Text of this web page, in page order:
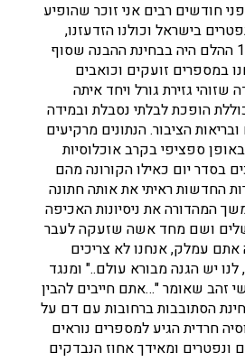
חודשים רבים אני זוכר שהופיע
הנפטרים בישראל וכולנו הזדעזנו,
כאשר זה טיפס ל – 10 ההלם היה בבחינת ההבנה שסוף
במספרים זועקים וכואבים
שזוהי גזירת גורל ויחד איתה
הופכת לבלתי נסבלת ובמידה
הציבור. הנתונים מרקיעים
ספציפי בקרב אוכלוסיות
בסדר יום כאילו הקורונה מהם
החדשות ראיתי את אותה חתונה
המהדורה את ניסיונות האכיפה
ושם מחד אשה שזעקה לעבר
עמלק, אנחנו לא צריכים
יש הגנה מבורא עולם.." ומנגד
זהב שאומר "…אתם חייבים להבין
הסתובבות ברחובות עם דם על
חרדית הגיע למספרים נוראים
ונפטרים ומאידך אחוז הנבדקים